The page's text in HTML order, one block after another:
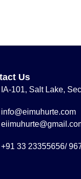
Us
IA-101, Salt Lake,
info@eimuhurte.com
+91 33 23355656/